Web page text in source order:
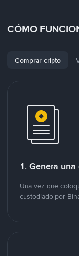
CÓMO
Comprar cripto
1. Genera una
Una vez que
custodiado por